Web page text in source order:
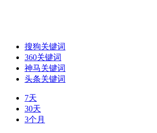
搜狗关键词
360关键词
神马关键词
头条关键词
7天
30天
3个月